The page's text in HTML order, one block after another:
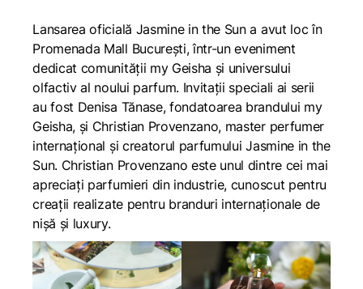
Lansarea oficială Jasmine in the Sun a avut loc în
Promenada Mall București, într-un eveniment
dedicat comunității my Geisha și universului
olfactiv al noului parfum. Invitații speciali ai serii
au fost Denisa Tănase, fondatoarea brandului my
Geisha, și Christian Provenzano, master perfumer
internațional și creatorul parfumului Jasmine in the
Sun. Christian Provenzano este unul dintre cei mai
apreciați parfumieri din industrie, cunoscut pentru
creații realizate pentru branduri internaționale de
nișă și luxury.